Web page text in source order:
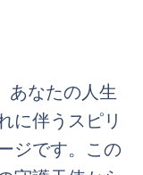
あなたの人生
に伴うスピリ
ジです。この